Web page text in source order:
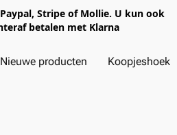
Stripe of Mollie. U kun ook
betalen met Klarna
Nieuwe producten Koopjeshoek